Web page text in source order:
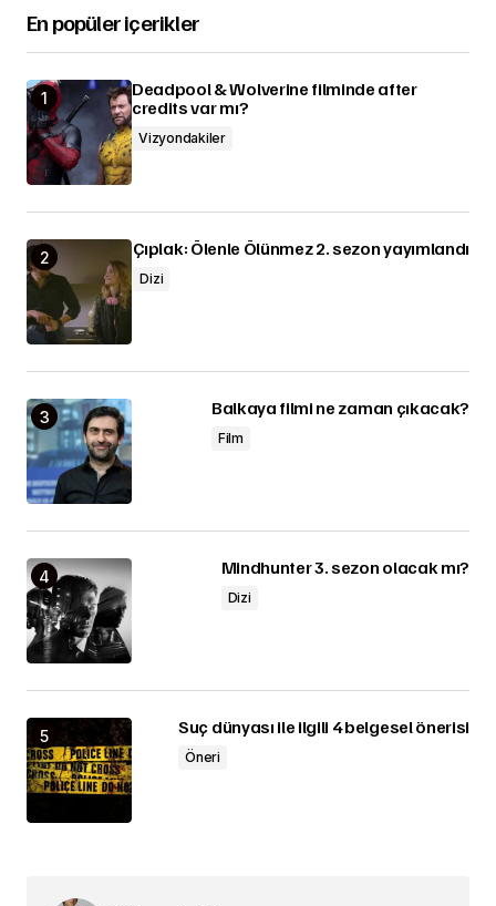
En popüler içerikler
Deadpool & Wolverine filminde after
credits var mı?
Vizyondakiler
Çıplak: Ölenle Ölünmez 2. sezon yayımlandı
Dizi
Balkaya filmi ne zaman çıkacak?
Film
Mindhunter 3. sezon olacak mı?
Dizi
Suç dünyası ile ilgili 4 belgesel önerisi
Öneri